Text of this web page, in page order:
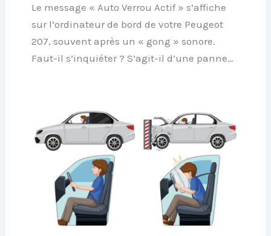
Le message « Auto Verrou Actif » s’affiche
sur l’ordinateur de bord de votre Peugeot
207, souvent après un « gong » sonore.
Faut-il s’inquiéter ? S’agit-il d’une panne…